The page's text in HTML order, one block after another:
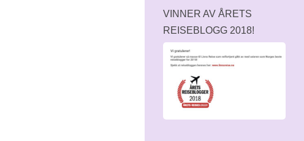
VINNER AV ÅRETS
REISEBLOGG 2018!